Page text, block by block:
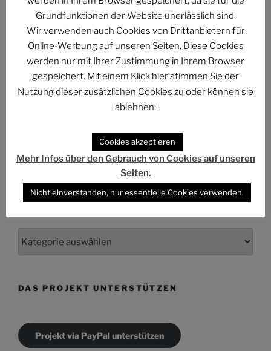
The Billion Dollar Man – The Last Laugh Syndicate –
Music Video
DAS PROJEKT UNTERSTÜTZEN
Projekt via PayPal unterstützen
Grundfunktionen der Website unerlässlich sind.
Wir verwenden auch Cookies von Drittanbietern für
Online-Werbung auf unseren Seiten. Diese Cookies
werden nur mit Ihrer Zustimmung in Ihrem Browser
gespeichert. Mit einem Klick hier stimmen Sie der
Nutzung dieser zusätzlichen Cookies zu oder können sie
ablehnen:
Cookies akzeptieren
Mehr Infos über den Gebrauch von Cookies auf unseren
Seiten.
Nicht einverstanden, nur essentielle Cookies verwenden.